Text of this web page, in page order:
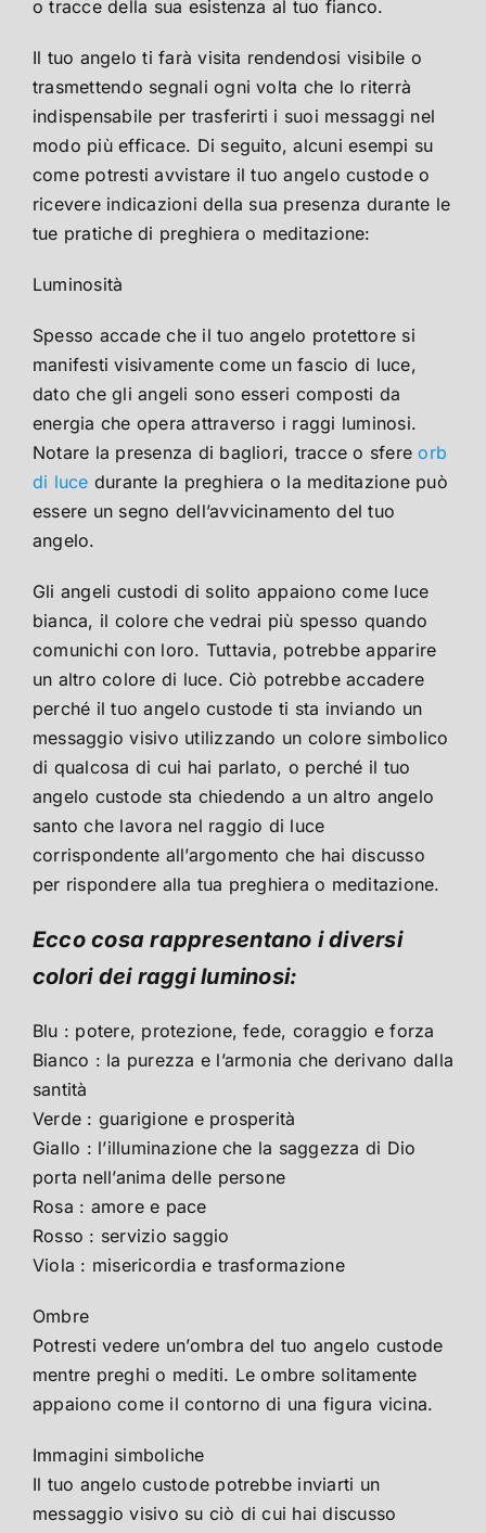
o tracce della sua esistenza al tuo fianco.
Il tuo angelo ti farà visita rendendosi visibile o
trasmettendo segnali ogni volta che lo riterrà
indispensabile per trasferirti i suoi messaggi nel
modo più efficace. Di seguito, alcuni esempi su
come potresti avvistare il tuo angelo custode o
ricevere indicazioni della sua presenza durante le
tue pratiche di preghiera o meditazione:
Luminosità
Spesso accade che il tuo angelo protettore si
manifesti visivamente come un fascio di luce,
dato che gli angeli sono esseri composti da
energia che opera attraverso i raggi luminosi.
Notare la presenza di bagliori, tracce o sfere orb
di luce durante la preghiera o la meditazione può
essere un segno dell’avvicinamento del tuo
angelo.
Gli angeli custodi di solito appaiono come luce
bianca, il colore che vedrai più spesso quando
comunichi con loro. Tuttavia, potrebbe apparire
un altro colore di luce. Ciò potrebbe accadere
perché il tuo angelo custode ti sta inviando un
messaggio visivo utilizzando un colore simbolico
di qualcosa di cui hai parlato, o perché il tuo
angelo custode sta chiedendo a un altro angelo
santo che lavora nel raggio di luce
corrispondente all’argomento che hai discusso
per rispondere alla tua preghiera o meditazione.
Ecco cosa rappresentano i diversi
colori dei raggi luminosi:
Blu : potere, protezione, fede, coraggio e forza
Bianco : la purezza e l’armonia che derivano dalla
santità
Verde : guarigione e prosperità
Giallo : l’illuminazione che la saggezza di Dio
porta nell’anima delle persone
Rosa : amore e pace
Rosso : servizio saggio
Viola : misericordia e trasformazione
Ombre
Potresti vedere un’ombra del tuo angelo custode
mentre preghi o mediti. Le ombre solitamente
appaiono come il contorno di una figura vicina.
Immagini simboliche
Il tuo angelo custode potrebbe inviarti un
messaggio visivo su ciò di cui hai discusso